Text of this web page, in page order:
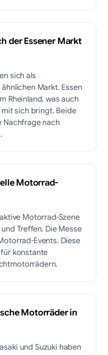
der Essener Markt
sich als
Markt. Essen
Rheinland, was auch
sich bringt. Beide
Nachfrage nach
Motorrad-
Motorrad-Szene
Treffen. Die Messe
Events. Diese
konstante
Motorräder in
und Suzuki haben